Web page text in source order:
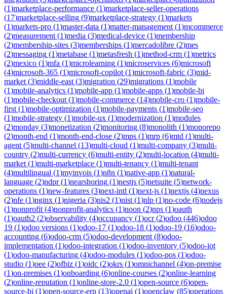
(1)marketplace-performance (1)marketplace-seller-operations
(17)marketplace-selling (9)marketplace-strategy (1)markets
(1)markets-pro (1)master-data (1)matter-management (1)mcommerce
(2)measurement (1)media (3)medical-device (1)membership
(2)membership-sites (3)memberships (1)mercadolibre (2)mes
(2)messaging (1)metabase (1)metasfresh (1)method-crm (1)metrics
(2)mexico (1)mfa (1)microlearning (1)microservices (6)microsoft
(4)microsoft-365 (1)microsoft-copilot (1)microsoft-fabric (3)mid-
market (3)middle-east (3)migration (29)migrations (1)mobile
(1)mobile-analytics (1)mobile-app (1)mobile-apps (1)mobile-bi
(1)mobile-checkout (1)mobile-commerce (14)mobile-cro (1)mobile-
first (1)mobile-optimization (1)mobile-payments (1)mobile-seo
(1)mobile-strategy (1)mobile-ux (1)modernization (1)modules
(2)monday (3)monetization (2)monitoring (8)monolith (1)monorepo
(2)month-end (1)month-end-close (2)mps (1)mrp (6)mtd (1)multi-
agent (5)multi-channel (13)multi-cloud (1)multi-company (3)multi-
country (2)multi-currency (6)multi-entity (2)multi-location (4)multi-
market (1)multi-marketplace (1)multi-tenancy (1)multi-tenant
(4)multilingual (1)myinvois (1)n8n (1)native-app (1)natural-
language (2)ndpr(1)nearshoring (1)nestjs (5)netsuite (5)network-
operations (1)new-features (3)next-intl (1)next-js (1)nextjs (4)nexus
(2)nfe (1)nginx (1)nigeria (3)nis2 (1)nist (1)nlp (1)no-code (6)nodejs
(1)nonprofit (4)nonprofit-analytics (1)noon (2)nps (1)oauth
(1)oauth2 (2)observability (4)occupancy (1)ocr(2)odoo (446)odoo
19 (1)odoo versions (1)odoo-17 (1)odoo-18 (1)odoo-19 (16)odoo-
accounting (6)odoo-crm (5)odoo-development (8)odoo-
implementation (1)odoo-integration (1)odoo-inventory (5)odoo-iot
(1)odoo-manufacturing (4)odoo-modules (1)odoo-pos (1)odoo-
studio (1)oee (2)ofbiz (1)oidc (2)okrs (1)omnichannel (4)on-premise
(1)on-premises (1)onboarding (6)online-courses (2)online-learning
(2)online-reputation (1)online-store-2.0 (1)open-source (6)open-
source-bi (1)open-source-erp (13)openai (1)openclaw (85)operations